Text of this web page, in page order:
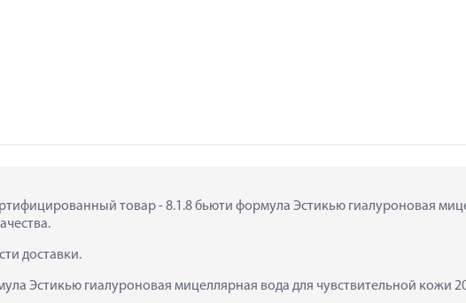
товар - 8.1.8 бьюти формула Эстикью гиалуроновая
доставки.
Эстикью гиалуроновая мицеллярная вода для чувствительной кожи